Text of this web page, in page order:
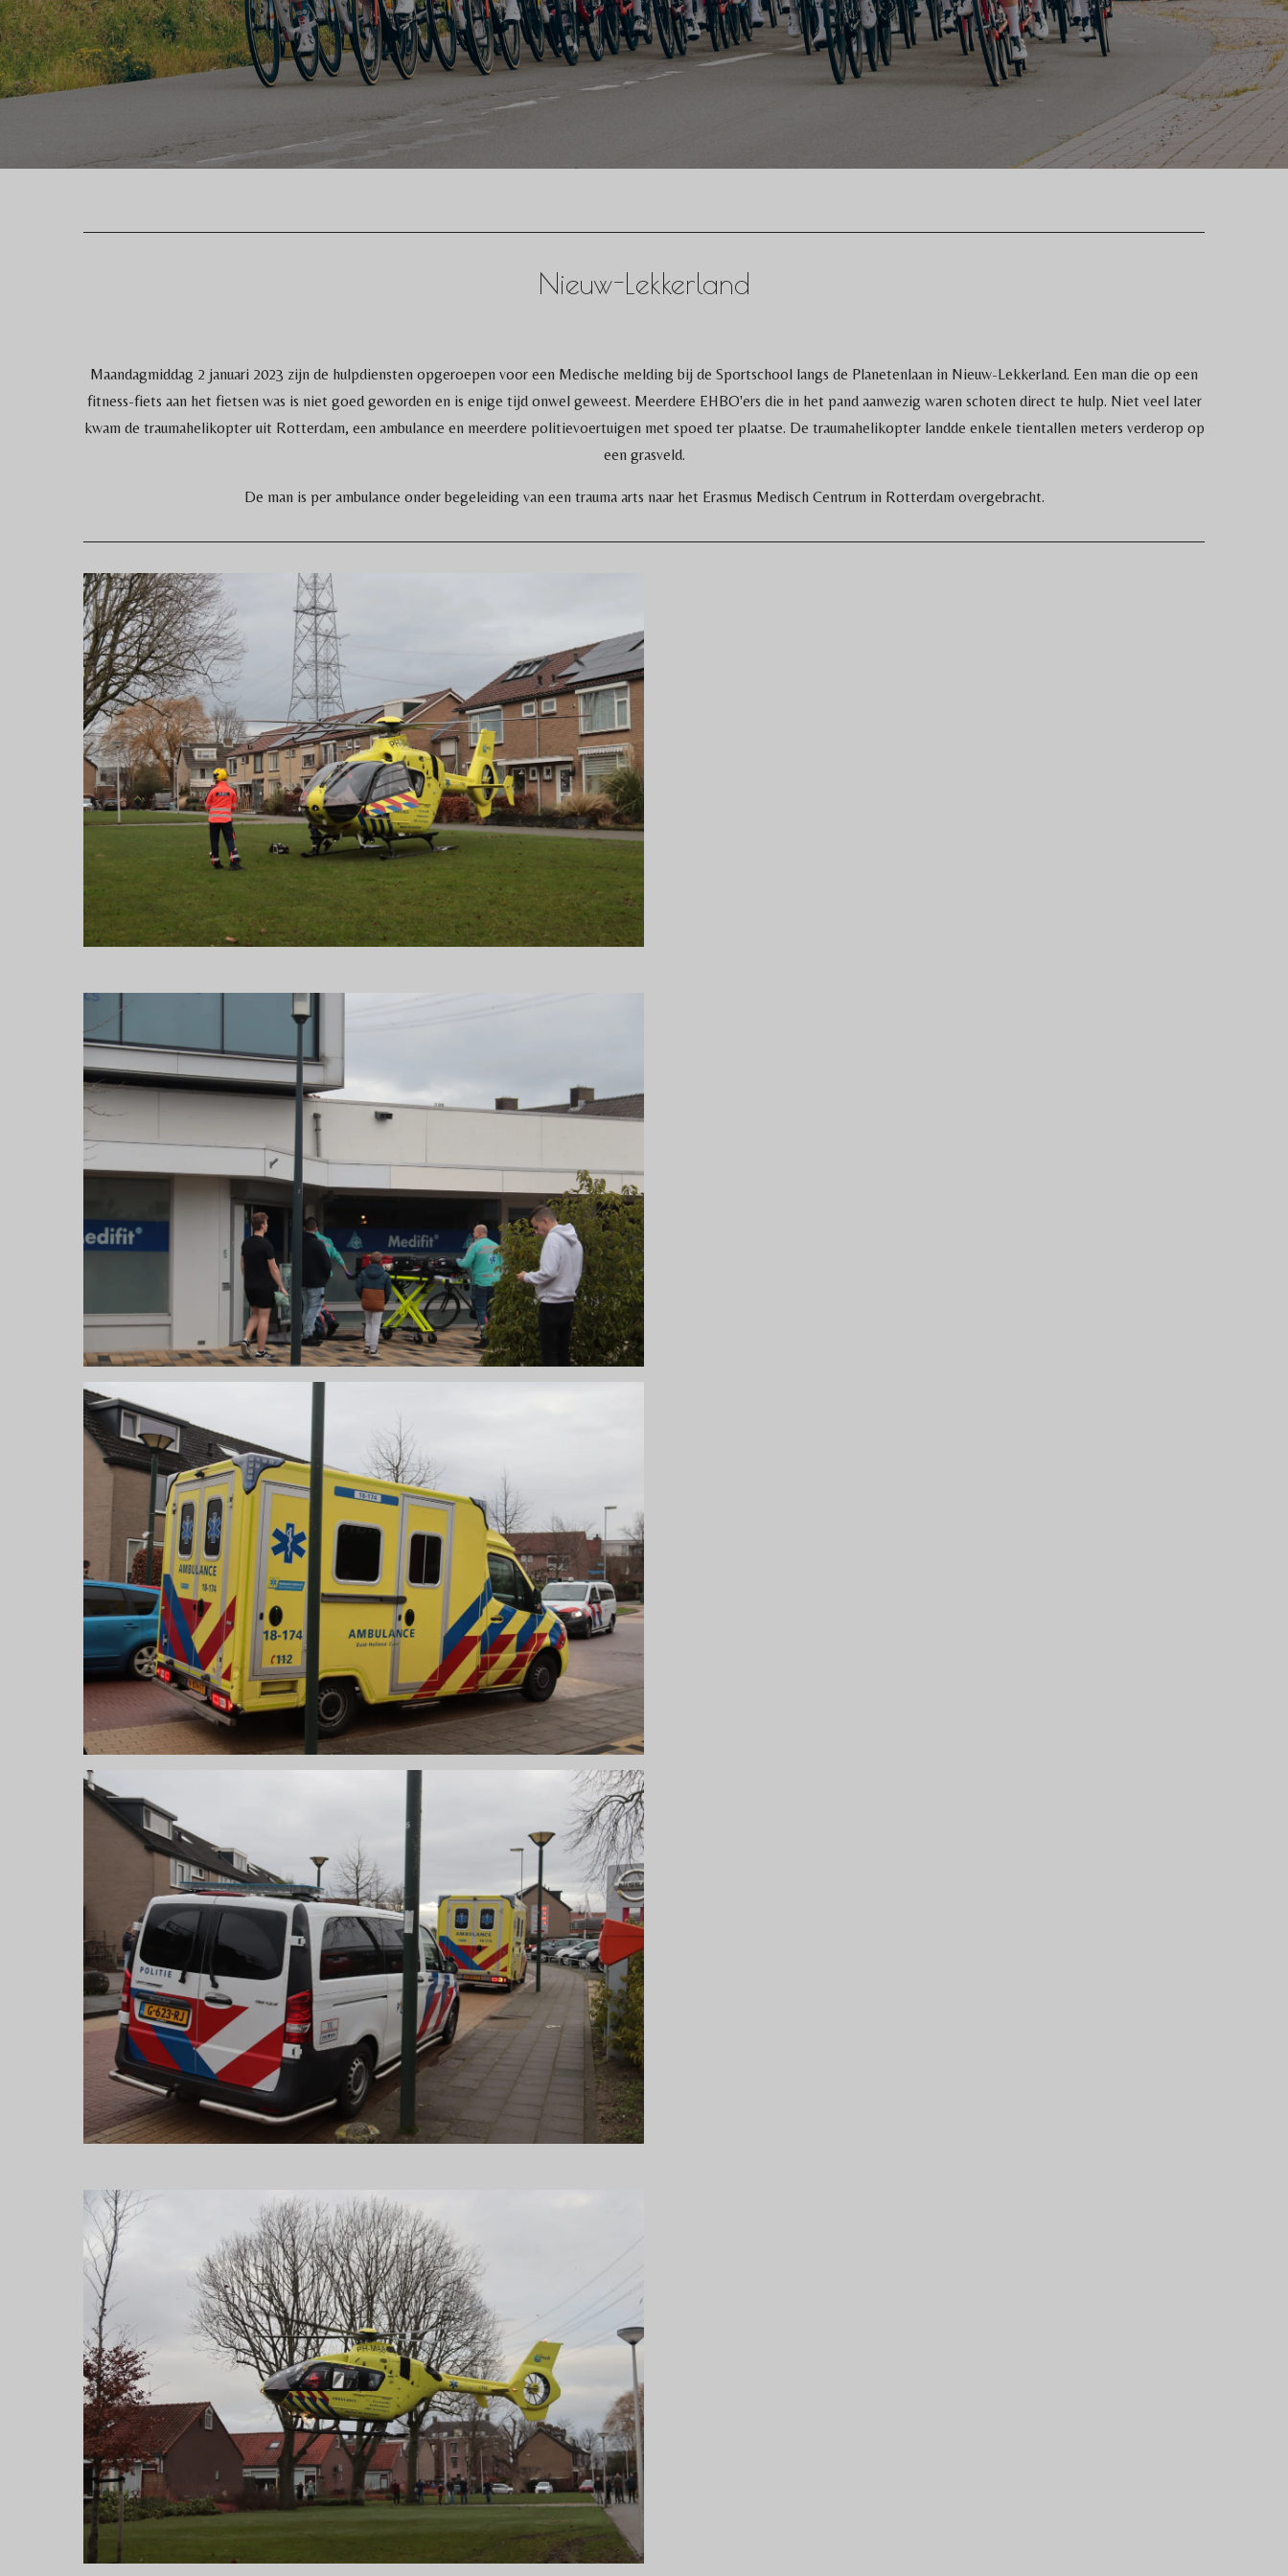
Nieuw-Lekkerland
Maandagmiddag 2 januari 2023 zijn de hulpdiensten opgeroepen voor een Medische melding bij de Sportschool langs de Planetenlaan in Nieuw-Lekkerland. Een man die op een
fitness-fiets aan het fietsen was is niet goed geworden en is enige tijd onwel geweest. Meerdere EHBO'ers die in het pand aanwezig waren schoten direct te hulp. Niet veel later
kwam de traumahelikopter uit Rotterdam, een ambulance en meerdere politievoertuigen met spoed ter plaatse. De traumahelikopter landde enkele tientallen meters verderop op
een grasveld.
De man is per ambulance onder begeleiding van een trauma arts naar het Erasmus Medisch Centrum in Rotterdam overgebracht.